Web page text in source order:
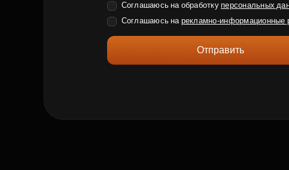
Соглашаюсь на обработку персональных
Соглашаюсь на рекламно-информационные
Отправить